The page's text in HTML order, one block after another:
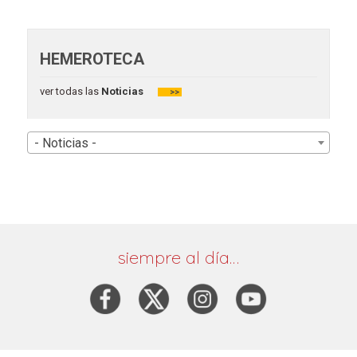
HEMEROTECA
ver todas lasNoticias >>
- Noticias -
siempre al día…